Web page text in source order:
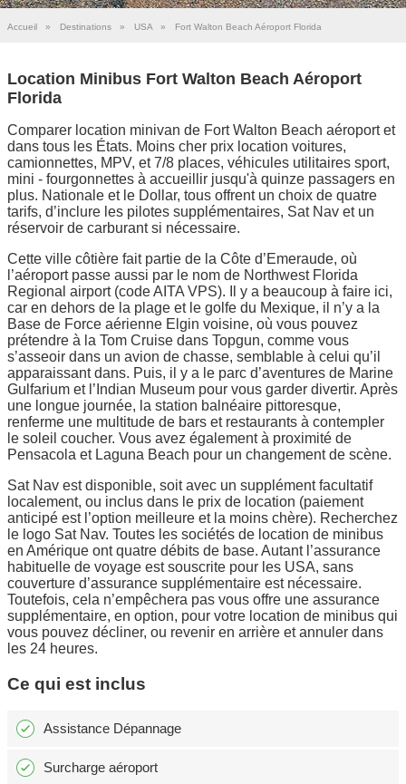
Accueil » Destinations » USA » Fort Walton Beach Aéroport Florida
Location Minibus Fort Walton Beach Aéroport
Florida
Comparer location minivan de Fort Walton Beach aéroport et
dans tous les États. Moins cher prix location voitures,
camionnettes, MPV, et 7/8 places, véhicules utilitaires sport,
mini - fourgonnettes à accueillir jusqu'à quinze passagers en
plus. Nationale et le Dollar, tous offrent un choix de quatre
tarifs, d’inclure les pilotes supplémentaires, Sat Nav et un
réservoir de carburant si nécessaire.
Cette ville côtière fait partie de la Côte d’Emeraude, où
l’aéroport passe aussi par le nom de Northwest Florida
Regional airport (code AITA VPS). Il y a beaucoup à faire ici,
car en dehors de la plage et le golfe du Mexique, il n’y a la
Base de Force aérienne Elgin voisine, où vous pouvez
prétendre à la Tom Cruise dans Topgun, comme vous
s’asseoir dans un avion de chasse, semblable à celui qu’il
apparaissant dans. Puis, il y a le parc d’aventures de Marine
Gulfarium et l’Indian Museum pour vous garder divertir. Après
une longue journée, la station balnéaire pittoresque,
renferme une multitude de bars et restaurants à contempler
le soleil coucher. Vous avez également à proximité de
Pensacola et Laguna Beach pour un changement de scène.
Sat Nav est disponible, soit avec un supplément facultatif
localement, ou inclus dans le prix de location (paiement
anticipé est l’option meilleure et la moins chère). Recherchez
le logo Sat Nav. Toutes les sociétés de location de minibus
en Amérique ont quatre débits de base. Autant l’assurance
habituelle de voyage est souscrite pour les USA, sans
couverture d’assurance supplémentaire est nécessaire.
Toutefois, cela n’empêchera pas vous offre une assurance
supplémentaire, en option, pour votre location de minibus qui
vous pouvez décliner, ou revenir en arrière et annuler dans
les 24 heures.
Ce qui est inclus
Assistance Dépannage
Surcharge aéroport